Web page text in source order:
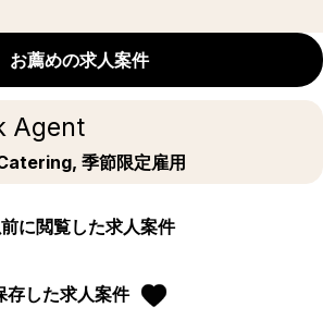
お薦めの求人案件
Agent
季節限定雇用
に閲覧した求人案件
存した求人案件